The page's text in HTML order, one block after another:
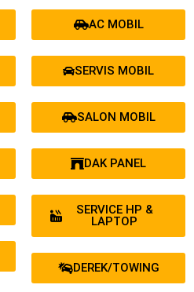
AC MOBIL
SERVIS MOBIL
SALON MOBIL
DAK PANEL
SERVICE HP &
LAPTOP
DEREK/TOWING